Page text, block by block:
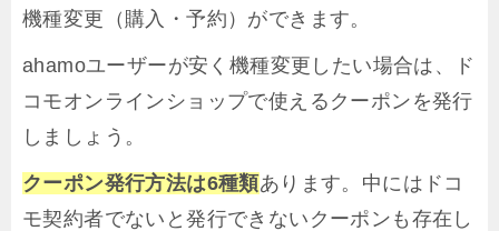
機種変更（購入・予約）ができます。
ahamoユーザーが安く機種変更したい場合は、ド
コモオンラインショップで使えるクーポンを発行
しましょう。
クーポン発行方法は6種類あります。中にはドコ
モ契約者でないと発行できないクーポンも存在し